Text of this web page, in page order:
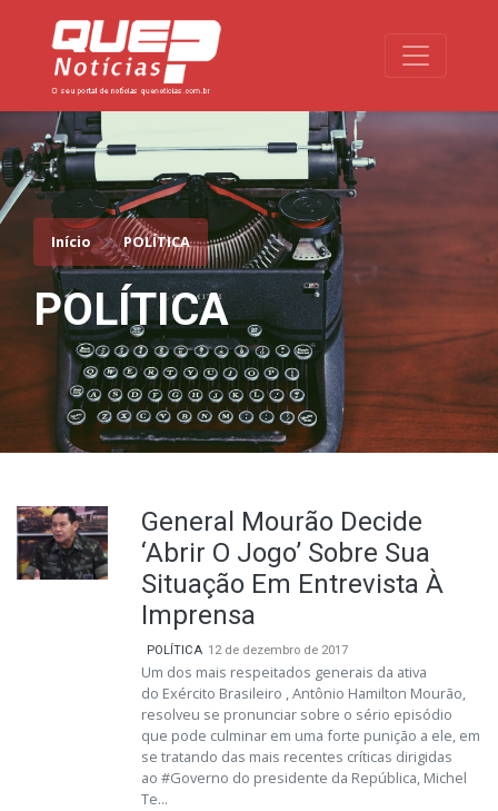
Toggle
Início POLÍTICA
POLÍTICA
General Mourão Decide
‘Abrir O Jogo’ Sobre Sua
Situação Em Entrevista À
Imprensa
POLÍTICA 12 de dezembro de 2017
Um dos mais respeitados generais da ativa
do Exército Brasileiro , Antônio Hamilton Mourão,
resolveu se pronunciar sobre o sério episódio
que pode culminar em uma forte punição a ele, em
se tratando das mais recentes críticas dirigidas
ao #Governo do presidente da República, Michel
Te...